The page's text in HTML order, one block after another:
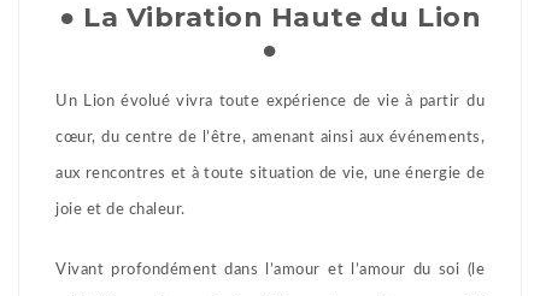
● La Vibration Haute du Lion
●
Un Lion évolué vivra toute expérience de vie à partir du
cœur, du centre de l’être, amenant ainsi aux événements,
aux rencontres et à toute situation de vie, une énergie de
joie et de chaleur.
Vivant profondément dans l’amour et l’amour du soi (le